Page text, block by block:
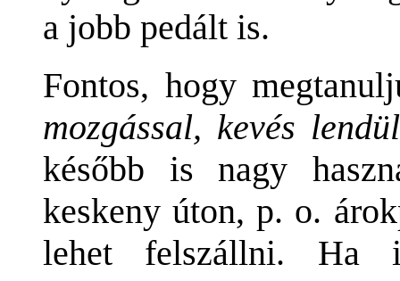
a jobb pedált is.
Fontos, hogy
mozgással, kevés
később is nagy
keskeny úton, p. o.
lehet felszállni. Ha